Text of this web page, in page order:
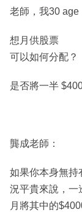
老師，我30 age
想月供股票
可以如何分配？
是否將一半
龔成老師：
如果你本身無持
況平貴來說，一
月將其中的